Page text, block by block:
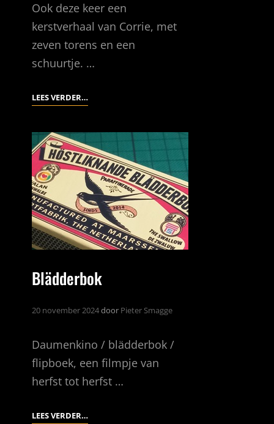
Ook deze keer een
kerstverhaal van Corrie, met
zeven torens en een
schuurtje. …
LEES VERDER…KERSTAVOND
Blädderbok
20 november 2024door Pieter Smagge
Daumenkino / blädderbok /
flipboek, een filmpje van
herfst tot herfst …
LEES VERDER…BLÄDDERBOK